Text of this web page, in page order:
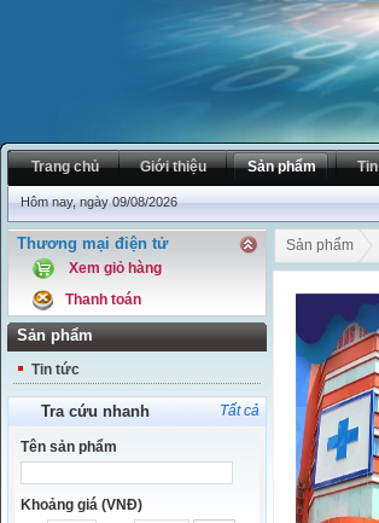
Trang chủ Giới thiệu Sản phẩm
Hôm nay, ngày 09/08/2026
Thương mại điện tử
Xem giỏ hàng
Thanh toán
Sản phẩm
Tin tức
Tra cứu nhanh Tất cả
Tên sản phẩm
Khoảng giá (VNĐ)
Sản phẩm